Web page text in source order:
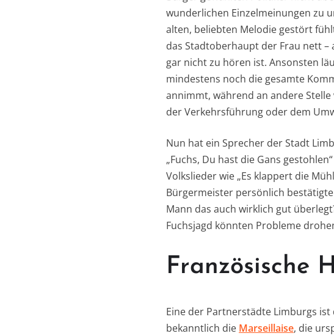
wunderlichen Einzelmeinungen zu
alten, beliebten Melodie gestört
das Stadtoberhaupt der Frau nett
gar nicht zu hören ist. Ansonsten
mindestens noch die gesamte
annimmt, während an andere
der Verkehrsführung oder dem
Nun hat ein Sprecher der Stadt
„Fuchs, Du hast die Gans
Volkslieder wie „Es klappert die
Bürgermeister persönlich
Mann das auch wirklich gut
Fuchsjagd könnten Probleme
Französische
Eine der Partnerstädte Limburgs ist
bekanntlich die Marseillaise, die